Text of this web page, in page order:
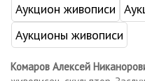
Аукцион живописи
Аукционы живописи
Комаров Алексей